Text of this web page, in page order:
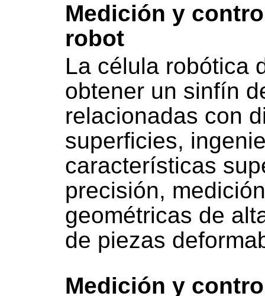
Medición y
robot
La célula robótica
obtener un sinfín
relacionadas con
superficies,
características
precisión,
geométricas de
de piezas
Medición y